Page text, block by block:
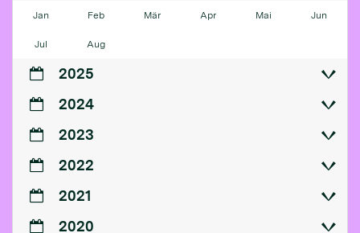
Jan Feb Mär Apr Mai Jun
Jul Aug
2025
2024
2023
2022
2021
2020